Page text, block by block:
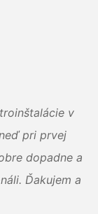
v
pri prvej
dopadne a
Ďakujem a